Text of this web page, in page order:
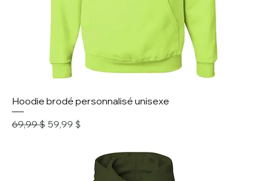
Hoodie brodé personnalisé unisexe
Prix original
69,99 $ Prix promotionnel
59,99 $